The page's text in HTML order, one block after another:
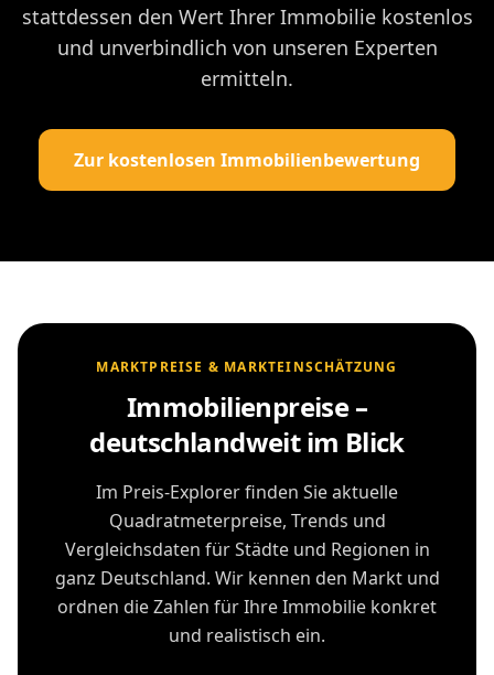
stattdessen den Wert Ihrer Immobilie kostenlos
und unverbindlich von unseren Experten
ermitteln.
Zur kostenlosen Immobilienbewertung
MARKTPREISE & MARKTEINSCHÄTZUNG
Immobilienpreise –
deutschlandweit im Blick
Im Preis-Explorer finden Sie aktuelle
Quadratmeterpreise, Trends und
Vergleichsdaten für Städte und Regionen in
ganz Deutschland. Wir kennen den Markt und
ordnen die Zahlen für Ihre Immobilie konkret
und realistisch ein.